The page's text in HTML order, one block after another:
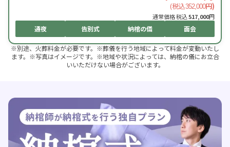
(税込352,000円)
通常価格 税込517,000円
通夜 告別式 納棺の儀 面会
※別途、火葬料金が必要です。※葬儀を行う地域によって料金が変動いたし
ます。※写真はイメージです。※地域や状況によっては、納棺の儀にお立合
いいただけない場合がございます。